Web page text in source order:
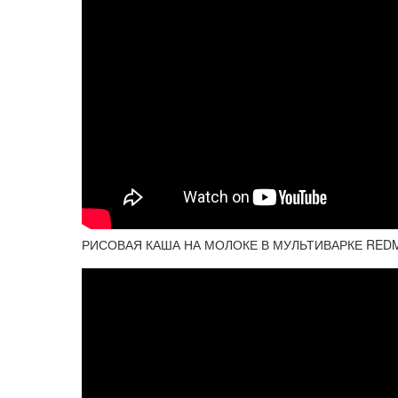
РИСОВАЯ КАША НА МОЛОКЕ В МУЛЬТИВАРКЕ